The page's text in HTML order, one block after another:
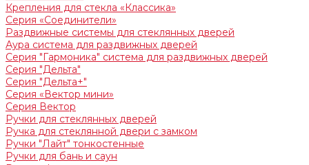
Крепления для стекла «Классика»
Серия «Соединители»
Раздвижные системы для стеклянных дверей
Аура система для раздвижных дверей
Серия "Гармоника" система для раздвижных дверей
Серия "Дельта"
Серия "Дельта+"
Серия «Вектор мини»
Серия Вектор
Ручки для стеклянных дверей
Ручка для стеклянной двери с замком
Ручки "Лайт" тонкостенные
Ручки для бань и саун